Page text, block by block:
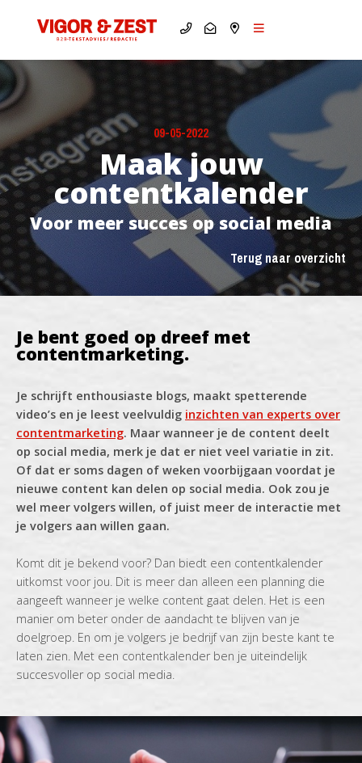
09-05-2022
Maak jouw
contentkalender
Voor meer succes op social media
Terug naar overzicht
Je bent goed op dreef met
contentmarketing.
Je schrijft enthousiaste blogs, maakt spetterende
video’s en je leest veelvuldig inzichten van experts over
contentmarketing. Maar wanneer je de content deelt
op social media, merk je dat er niet veel variatie in zit.
Of dat er soms dagen of weken voorbijgaan voordat je
nieuwe content kan delen op social media. Ook zou je
wel meer volgers willen, of juist meer de interactie met
je volgers aan willen gaan.
Komt dit je bekend voor? Dan biedt een contentkalender
uitkomst voor jou. Dit is meer dan alleen een planning die
aangeeft wanneer je welke content gaat delen. Het is een
manier om beter onder de aandacht te blijven van je
doelgroep. En om je volgers je bedrijf van zijn beste kant te
laten zien. Met een contentkalender ben je uiteindelijk
succesvoller op social media.